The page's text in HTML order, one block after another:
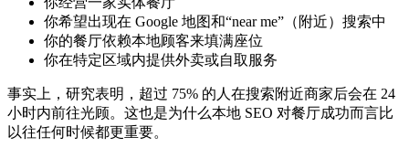
你希望出现在 Google 地图和“near me”（附近）搜索中
你的餐厅依赖本地顾客来填满座位
你在特定区域内提供外卖或自取服务
事实上，研究表明，超过 75% 的人在搜索附近商家后会在 24
小时内前往光顾。这也是为什么本地 SEO 对餐厅成功而言比
以往任何时候都更重要。